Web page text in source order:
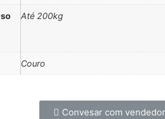
Até 200kg
Couro
Convesar com vendedor